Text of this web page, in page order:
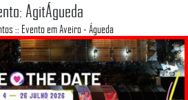
AgitÁgueda
:: Evento em Aveiro - Águeda